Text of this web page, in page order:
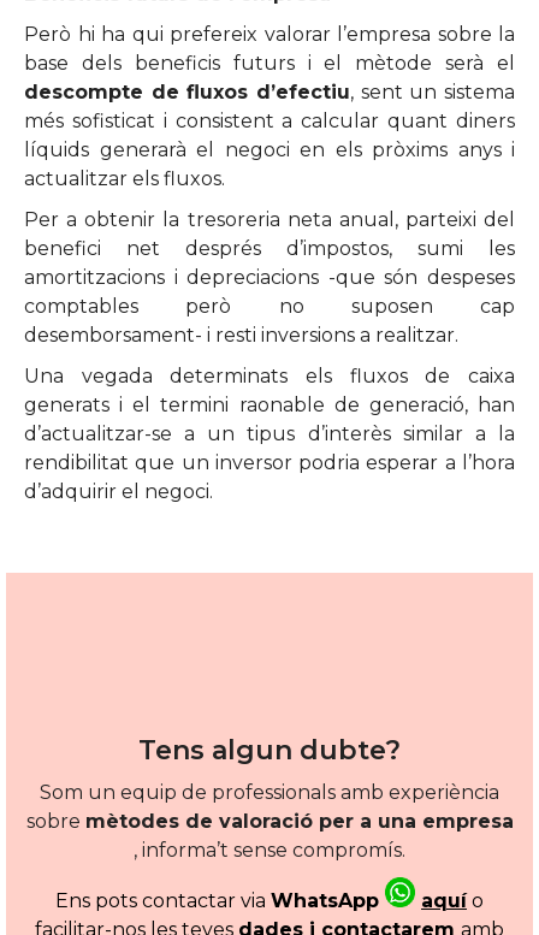
Però hi ha qui prefereix valorar l’empresa sobre la
base dels beneficis futurs i el mètode serà el
descompte de fluxos d’efectiu, sent un sistema
més sofisticat i consistent a calcular quant diners
líquids generarà el negoci en els pròxims anys i
actualitzar els fluxos.
Per a obtenir la tresoreria neta anual, parteixi del
benefici net després d’impostos, sumi les
amortitzacions i depreciacions -que són despeses
comptables però no suposen cap
desemborsament- i resti inversions a realitzar.
Una vegada determinats els fluxos de caixa
generats i el termini raonable de generació, han
d’actualitzar-se a un tipus d’interès similar a la
rendibilitat que un inversor podria esperar a l’hora
d’adquirir el negoci.
Tens algun dubte?
Som un equip de professionals amb experiència
sobre mètodes de valoració per a una empresa
, informa’t sense compromís.
Ens pots contactar via WhatsApp aquío
facilitar-nos les teves dades i contactarem amb